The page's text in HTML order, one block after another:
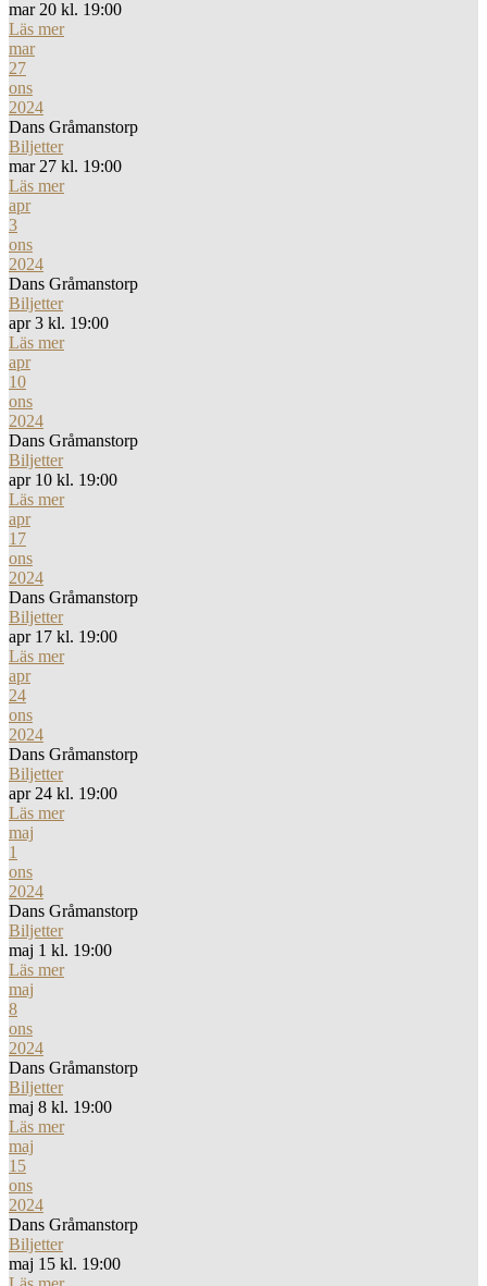
mar 20 kl. 19:00
Läs mer
mar
27
ons
2024
Dans Gråmanstorp
Biljetter
mar 27 kl. 19:00
Läs mer
apr
3
ons
2024
Dans Gråmanstorp
Biljetter
apr 3 kl. 19:00
Läs mer
apr
10
ons
2024
Dans Gråmanstorp
Biljetter
apr 10 kl. 19:00
Läs mer
apr
17
ons
2024
Dans Gråmanstorp
Biljetter
apr 17 kl. 19:00
Läs mer
apr
24
ons
2024
Dans Gråmanstorp
Biljetter
apr 24 kl. 19:00
Läs mer
maj
1
ons
2024
Dans Gråmanstorp
Biljetter
maj 1 kl. 19:00
Läs mer
maj
8
ons
2024
Dans Gråmanstorp
Biljetter
maj 8 kl. 19:00
Läs mer
maj
15
ons
2024
Dans Gråmanstorp
Biljetter
maj 15 kl. 19:00